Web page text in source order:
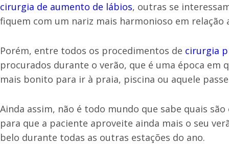
cirurgia de aumento de lábios, outras se
fiquem com um nariz mais harmonioso em relação
Porém, entre todos os procedimentos de cirurgia
procurados durante o verão, que é uma época
mais bonito para ir à praia, piscina ou aquele
Ainda assim, não é todo mundo que sabe quais
para que a paciente aproveite ainda mais o seu
belo durante todas as outras estações do ano.